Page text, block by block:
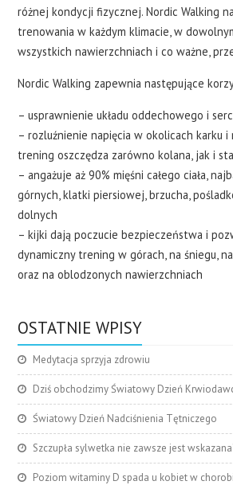
różnej kondycji fizycznej. Nordic Walking
trenowania w każdym klimacie, w
wszystkich nawierzchniach i co ważne,
Nordic Walking zapewnia następujące
– usprawnienie układu oddechowego i
– rozluźnienie napięcia w okolicach karku
trening oszczędza zarówno kolana, jak i
– angażuje aż 90% mięśni całego ciała,
górnych, klatki piersiowej, brzucha,
dolnych
– kijki dają poczucie bezpieczeństwa i
dynamiczny trening w górach, na śniegu,
oraz na oblodzonych nawierzchniach
OSTATNIE WPISY
Medytacja sprzyja zdrowiu
Dziś obchodzimy Światowy Dzień
Światowy Dzień Nadciśnienia Tętniczego
Szczupła sylwetka nie zawsze jest
Poziom witaminy D spada u kobiet w